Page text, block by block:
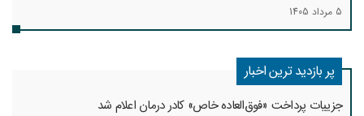
5 مرداد 1405
پر بازدید ترین اخبار
جزییات پرداخت «فوق‌العاده خاص» کادر درمان اعلام شد